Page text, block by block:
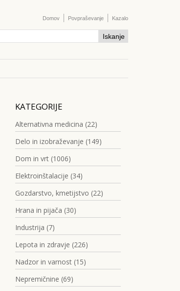
Domov Povpraševanje Kazalo
KATEGORIJE
Alternativna medicina (22)
Delo in izobraževanje (149)
Dom in vrt (1006)
Elektroinštalacije (34)
Gozdarstvo, kmetijstvo (22)
Hrana in pijača (30)
Industrija (7)
Lepota in zdravje (226)
Nadzor in varnost (15)
Nepremičnine (69)